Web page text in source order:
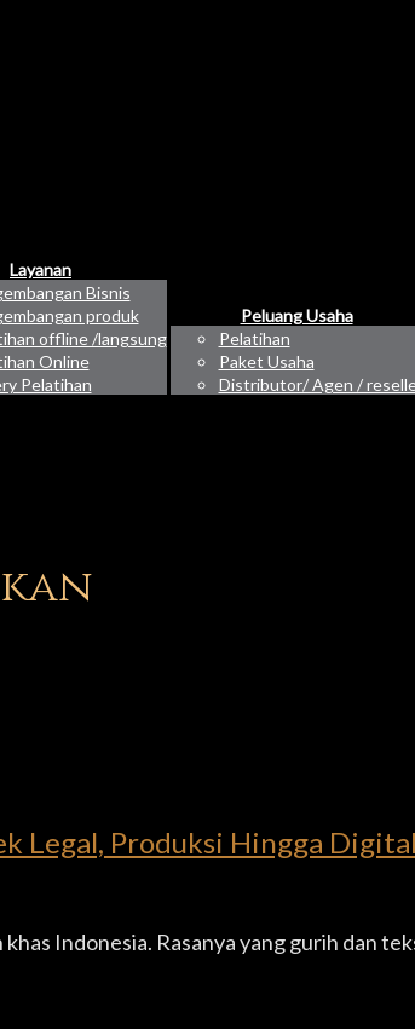
Layanan
Bisnis
produk
offline /langsung
Online
Pelatihan
Peluang Usaha
Pelatihan
Paket Usaha
Distributor/ Agen /
Legal, Produksi Hingga
Indonesia. Rasanya yang gurih dan